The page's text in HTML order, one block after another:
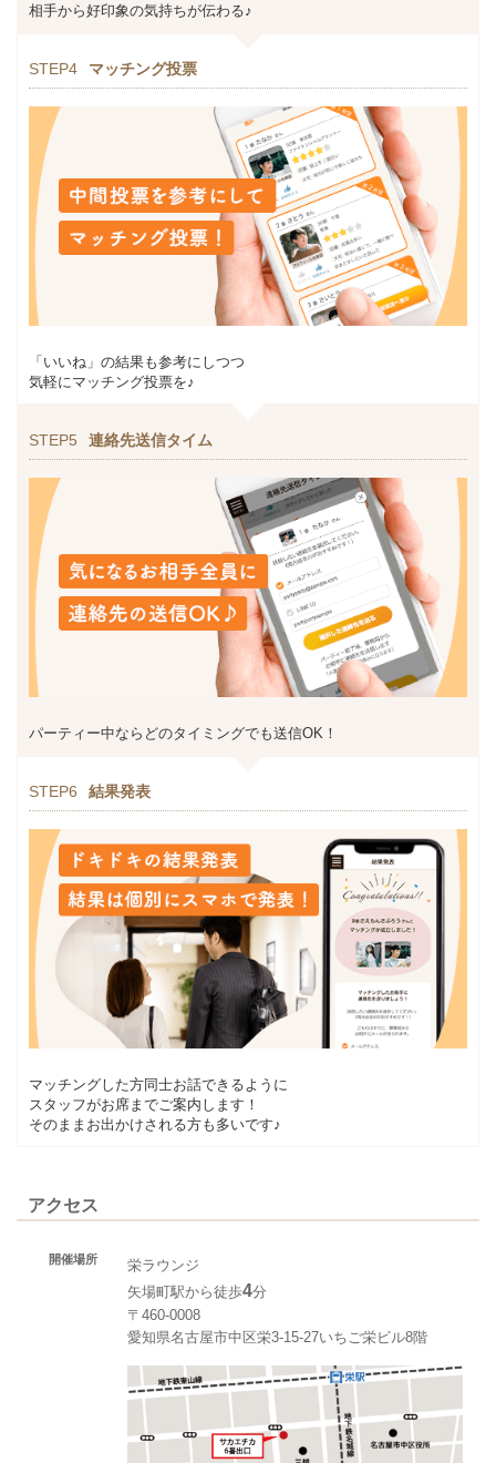
相手から好印象の気持ちが伝わる♪
STEP4 マッチング投票
「いいね」の結果も参考にしつつ
気軽にマッチング投票を♪
STEP5 連絡先送信タイム
パーティー中ならどのタイミングでも送信OK！
STEP6 結果発表
マッチングした方同士お話できるように
スタッフがお席までご案内します！
そのままお出かけされる方も多いです♪
アクセス
開催場所
栄ラウンジ
矢場町駅から徒歩4分
〒460-0008
愛知県名古屋市中区栄3-15-27いちご栄ビル8階